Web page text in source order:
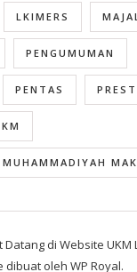
LKIMERS
PENGUMUMAN
PENTAS
Datang di Website UKM
dibuat oleh WP Royal.